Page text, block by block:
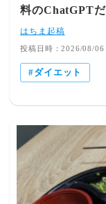
料のChatGPT
か3ヶ月で20キ
え
はちま起稿
投稿日時：2026/08/06
ダイエット